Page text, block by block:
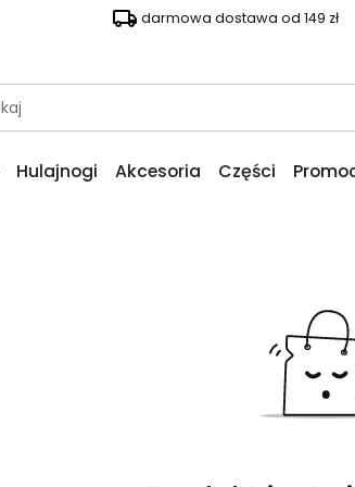
darmowa dostawa od 149 zł
Hulajnogi Akcesoria Części